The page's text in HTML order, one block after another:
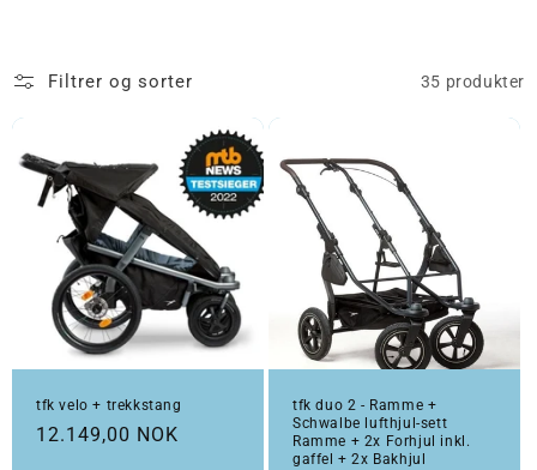
Filtrer og sorter 35 produkter
tfk velo + trekkstang
Vanlig pris
12.149,00 NOK
tfk duo 2 - Ramme +
Schwalbe lufthjul-sett
Ramme + 2x Forhjul inkl.
gaffel + 2x Bakhjul